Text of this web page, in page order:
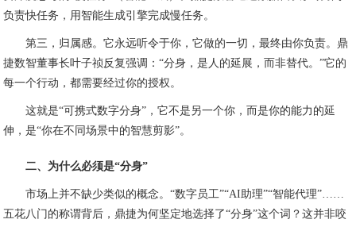
负责快任务，用智能生成引擎完成慢任务。
第三，归属感。它永远听令于你，它做的一切，最终由你负责。鼎
捷数智董事长叶子祯反复强调：“分身，是人的延展，而非替代。”它的
每一个行动，都需要经过你的授权。
这就是“可携式数字分身”，它不是另一个你，而是你的能力的延
伸，是“你在不同场景中的智慧剪影”。
二、为什么必须是“分身”
市场上并不缺少类似的概念。“数字员工”“AI助理”“智能代理”……
五花八门的称谓背后，鼎捷为何坚定地选择了“分身”这个词？这并非咬